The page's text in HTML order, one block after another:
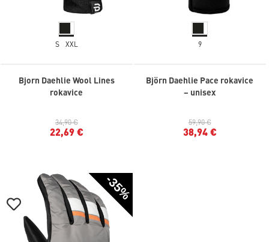
S XXL
Bjorn Daehlie Wool Lines
rokavice
34,90 €
22,69 €
9
Björn Daehlie Pace rokavice
– unisex
59,90 €
38,94 €
-35%